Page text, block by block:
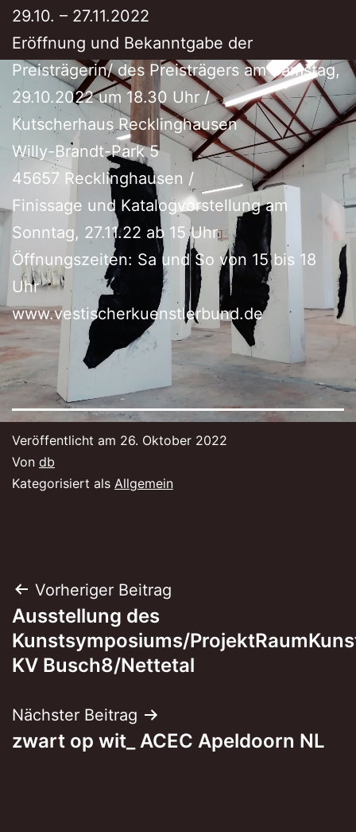
29.10. – 27.11.2022
Eröffnung und Bekanntgabe der
Preisträgerin/ des Preisträgers am Samstag,
29.10.2022 um 18.30 Uhr /
Kutscherhaus Recklinghausen
Willy-Brandt-Park 5
45657 Recklinghausen /
Finissage und Katalogvorstellung am
Sonntag, 27.11.22 ab 15 Uhr
Öffnungszeiten: Sa und So von 15 bis 18
Uhr
www.vestischerkuenstlerbund.de
Veröffentlicht am 26. Oktober 2022
Von db
Kategorisiert als Allgemein
Beitragsnavigation
Vorheriger Beitrag
Ausstellung des
Kunstsymposiums/
KV Busch8/Nettetal
Nächster Beitrag
zwart op wit_ ACEC Apeldoorn NL